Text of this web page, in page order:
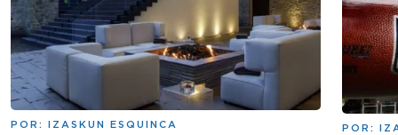
POR: IZASKUN ESQUINCA POR: